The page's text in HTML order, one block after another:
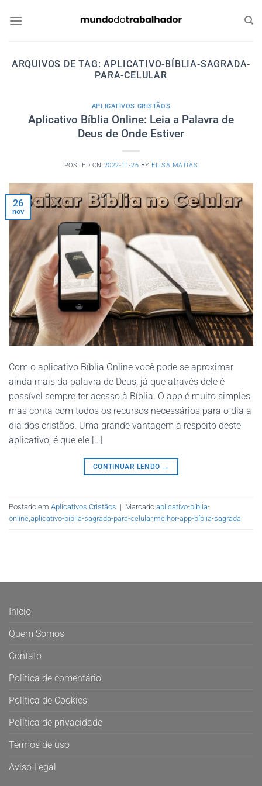
ARQUIVOS DE TAG:APLICATIVO-BÍBLIA-SAGRADA-
PARA-CELULAR
APLICATIVOS CRISTÃOS
Aplicativo Bíblia Online: Leia a Palavra de
Deus de Onde Estiver
POSTED ON 2022-11-26 BY ELISA MATIAS
26
nov
Com o aplicativo Bíblia Online você pode se aproximar
ainda mais da palavra de Deus, já que através dele é
possível sempre ter acesso à Bíblia. O app é muito simples,
mas conta com todos os recursos necessários para o dia a
dia dos cristãos. Uma grande vantagem a respeito deste
aplicativo, é que ele […]
CONTINUAR LENDO →
Postado em Aplicativos Cristãos | Marcado aplicativo-bíblia-
online aplicativo-bíblia-sagrada-para-celular,melhor-app-bíblia-sagrada
Início
Quem Somos
Contato
Política de comentário
Política de Cookies
Política de privacidade
Termos de uso
Aviso Legal